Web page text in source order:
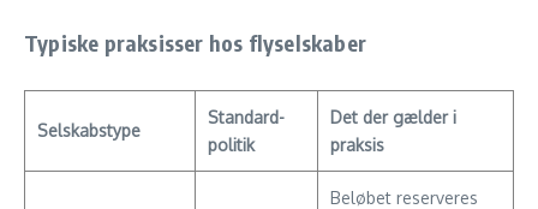
Typiske praksisser hos flyselskaber
Selskabstype
Standard-
politik
Det der gælder i
praksis
Beløbet reserveres